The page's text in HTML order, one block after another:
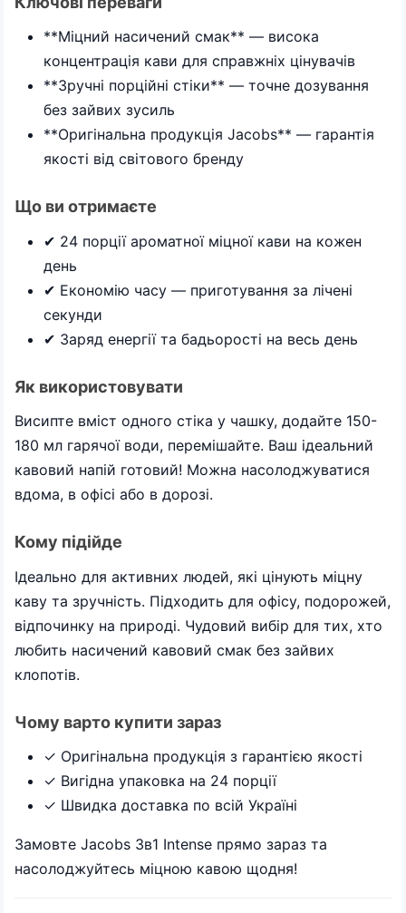
**Міцний насичений смак** — висока
концентрація кави для справжніх цінувачів
**Зручні порційні стіки** — точне дозування
без зайвих зусиль
**Оригінальна продукція Jacobs** — гарантія
якості від світового бренду
Що ви отримаєте
✔ 24 порції ароматної міцної кави на кожен
день
✔ Економію часу — приготування за лічені
секунди
✔ Заряд енергії та бадьорості на весь день
Як використовувати
Висипте вміст одного стіка у чашку, додайте 150-
180 мл гарячої води, перемішайте. Ваш ідеальний
кавовий напій готовий! Можна насолоджуватися
вдома, в офісі або в дорозі.
Кому підійде
Ідеально для активних людей, які цінують міцну
каву та зручність. Підходить для офісу, подорожей,
відпочинку на природі. Чудовий вибір для тих, хто
любить насичений кавовий смак без зайвих
клопотів.
Чому варто купити зараз
✓ Оригінальна продукція з гарантією якості
✓ Вигідна упаковка на 24 порції
✓ Швидка доставка по всій Україні
Замовте Jacobs 3в1 Intense прямо зараз та
насолоджуйтесь міцною кавою щодня!